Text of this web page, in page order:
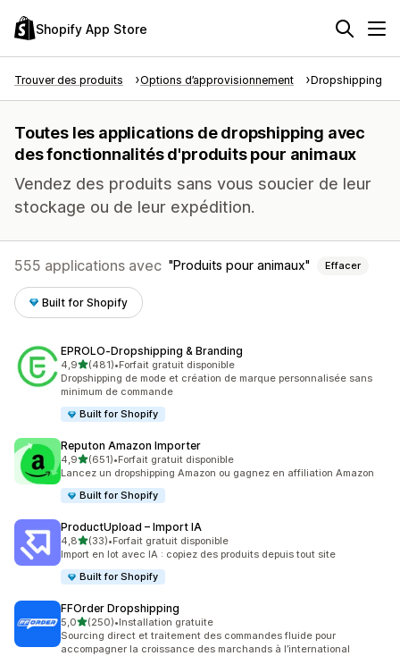
Shopify App Store
Trouver des produits Options d’approvisionnement Dropshipping
Toutes les applications de dropshipping avec
des fonctionnalités d'produits pour animaux
Vendez des produits sans vous soucier de leur
stockage ou de leur expédition.
555 applications avec Produits pour animaux Effacer
Built for Shopify
EPROLO‑Dropshipping & Branding
4,9étoile(s) sur 5
(481)
481 avis au total
•Forfait gratuit disponible
Dropshipping de mode et création de marque personnalisée sans
minimum de commande
Built for Shopify
Reputon Amazon Importer
4,9étoile(s) sur 5
(651)
651 avis au total
•Forfait gratuit disponible
Lancez un dropshipping Amazon ou gagnez en affiliation Amazon
Built for Shopify
ProductUpload – Import IA
4,8étoile(s) sur 5
(33)
33 avis au total
•Forfait gratuit disponible
Import en lot avec IA : copiez des produits depuis tout site
Built for Shopify
FFOrder Dropshipping
5,0étoile(s) sur 5
(250)
250 avis au total
•Installation gratuite
Sourcing direct et traitement des commandes fluide pour
accompagner la croissance des marchands à l’international